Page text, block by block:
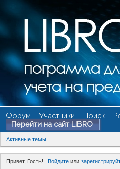
Форум Участники Поиск
Перейти на сайт LIBRO
Активные темы
Привет, Гость! Войдитеили